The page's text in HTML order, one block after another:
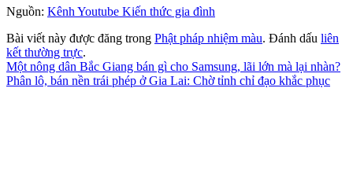
Nguồn: Kênh Youtube Kiến thức gia đình
Bài viết này được đăng trong Phật pháp nhiệm màu. Đánh dấu liên
kết thường trực.
Một nông dân Bắc Giang bán gì cho Samsung, lãi lớn mà lại nhàn?
Phân lô, bán nền trái phép ở Gia Lai: Chờ tỉnh chỉ đạo khắc phục